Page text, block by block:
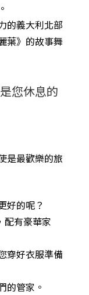
的義大利北部
葉》的故事舞
您休息的
是最歡樂的旅
好的呢？
配有豪華家
穿好衣服準備
的管家。